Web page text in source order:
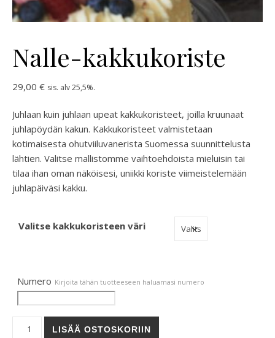
Nalle-kakkukoriste
29,00 € sis. alv 25,5%.
Juhlaan kuin juhlaan upeat kakkukoristeet, joilla kruunaat
juhlapöydän kakun. Kakkukoristeet valmistetaan
kotimaisesta ohutviiluvanerista Suomessa suunnittelusta
lähtien. Valitse mallistomme vaihtoehdoista mieluisin tai
tilaa ihan oman näköisesi, uniikki koriste viimeistelemään
juhlapäiväsi kakku.
Valitse kakkukoristeen väri
Numero Kirjoita tähän tuotteeseen haluamasi numero
Nalle-kakkukoriste määrä
LISÄÄ OSTOSKORIIN